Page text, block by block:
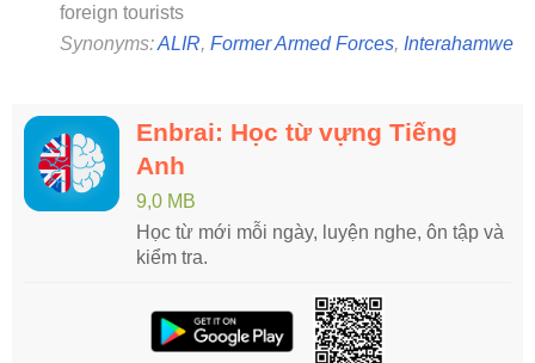
foreign tourists
Synonyms:ALIR, Former Armed Forces, Interahamwe
Enbrai: Học từ vựng Tiếng
Anh
9,0 MB
Học từ mới mỗi ngày, luyện nghe, ôn tập và
kiểm tra.